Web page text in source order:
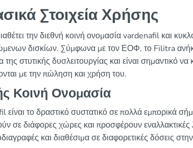
Στοιχεία Χρήσης
την διεθνή κοινή ονομασία vardenafil και
δισκίων. Σύμφωνα με τον ΕΟΦ, το Filitra
της στυτικής δυσλειτουργίας και είναι σημαντικό
με την πώληση και χρήση του.
Κοινή Ονομασία
είναι το δραστικό συστατικό σε πολλά εμπορικά
σε διάφορες χώρες και προσφέρουν εναλλακτικές
και διαθέσιμα σε διαφορετικές δόσεις